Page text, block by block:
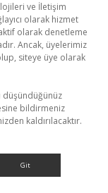
ve İletişim
olarak hizmet
olarak denetleme
Ancak, üyelerimiz
siteye üye olarak
düşündüğünüz
bildirmeniz
kaldırılacaktır.